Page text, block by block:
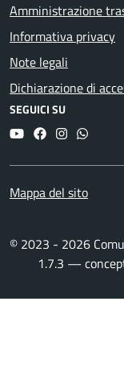
Amministrazione
Informativa privacy
Note legali
Dichiarazione di
SEGUICI SU
YouTubeFacebookInstagram
Mappa del sito
© 2023 - 2026
1.7.3 —